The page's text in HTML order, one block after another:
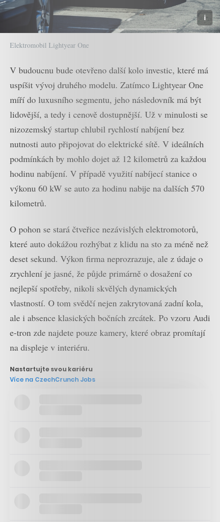
Elektromobil Lightyear One
V budoucnu bude otevřeno další kolo investic, které má
uspíšit vývoj druhého modelu. Zatímco Lightyear One
míří do luxusního segmentu, jeho následovník má být
lidovější, a tedy i cenově dostupnější. Už v minulosti se
nizozemský startup chlubil rychlostí nabíjení bez
nutnosti auto připojovat do elektrické sítě. V ideálních
podmínkách by mohlo dojet až 12 kilometrů za každou
hodinu nabíjení. V případě využití nabíjecí stanice o
výkonu 60 kW se auto za hodinu nabije na dalších 570
kilometrů.
O pohon se stará čtveřice nezávislých elektromotorů,
které auto dokážou rozhýbat z klidu na sto za méně než
deset sekund. Výkon firma neprozrazuje, ale z údaje o
zrychlení je jasné, že půjde primárně o dosažení co
nejlepší spotřeby, nikoli skvělých dynamických
vlastností. O tom svědčí nejen zakrytovaná zadní kola,
ale i absence klasických bočních zrcátek. Po vzoru Audi
e-tron zde najdete pouze kamery, které obraz promítají
na displeje v interiéru.
Nastartujte svou kariéru
Více na CzechCrunch Jobs